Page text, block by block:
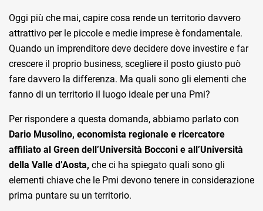
Oggi più che mai, capire cosa rende un territorio davvero
attrattivo per le piccole e medie imprese è fondamentale.
Quando un imprenditore deve decidere dove investire e far
crescere il proprio business, scegliere il posto giusto può
fare davvero la differenza. Ma quali sono gli elementi che
fanno di un territorio il luogo ideale per una Pmi?
Per rispondere a questa domanda, abbiamo parlato con
Dario Musolino, economista regionale e ricercatore
affiliato al Green dell’Università Bocconi e all’Università
della Valle d’Aosta, che ci ha spiegato quali sono gli
elementi chiave che le Pmi devono tenere in considerazione
prima puntare su un territorio.